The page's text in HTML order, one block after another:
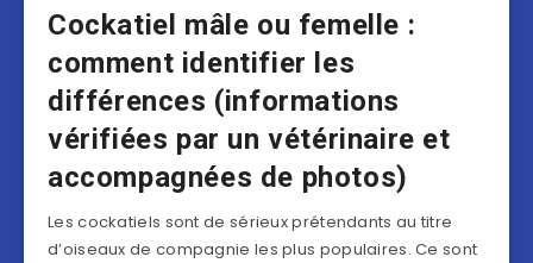
Cockatiel mâle ou femelle :
comment identifier les
différences (informations
vérifiées par un vétérinaire et
accompagnées de photos)
Les cockatiels sont de sérieux prétendants au titre
d’oiseaux de compagnie les plus populaires. Ce sont